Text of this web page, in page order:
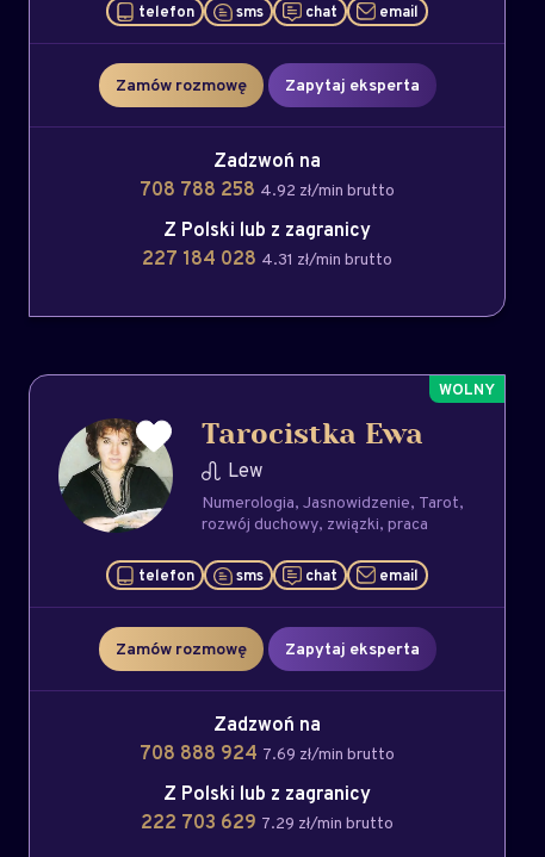
telefon sms chat email
Zamów rozmowę Zapytaj eksperta
Zadzwoń na
708 788 258 4.92 zł/min brutto
Z Polski lub z zagranicy
227 184 028 4.31 zł/min brutto
Tarocistka Ewa
Lew
Numerologia Jasnowidzenie Tarot
rozwój duchowy związki praca
telefon sms chat email
Zamów rozmowę Zapytaj eksperta
Zadzwoń na
708 888 924 7.69 zł/min brutto
Z Polski lub z zagranicy
222 703 629 7.29 zł/min brutto